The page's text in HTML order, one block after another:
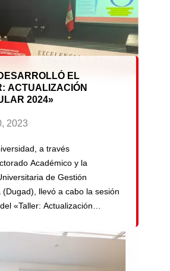
EL
ACTUALIZACIÓN
2024»
2023
a través
Académico y la
de Gestión
(Dugad), llevó a cabo la sesión
«Taller: Actualización
Central de San Martín de
como objetivo aplicar los
y lineamientos del plan